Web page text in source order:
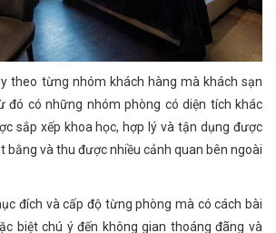
theo từng nhóm khách hàng mà khách sạn
đó có những nhóm phòng có diện tích khác
sắp xếp khoa học, hợp lý và tận dụng được
bằng và thu được nhiều cảnh quan bên ngoài
đích và cấp độ từng phòng mà có cách bài
biệt chú ý đến không gian thoáng đãng và